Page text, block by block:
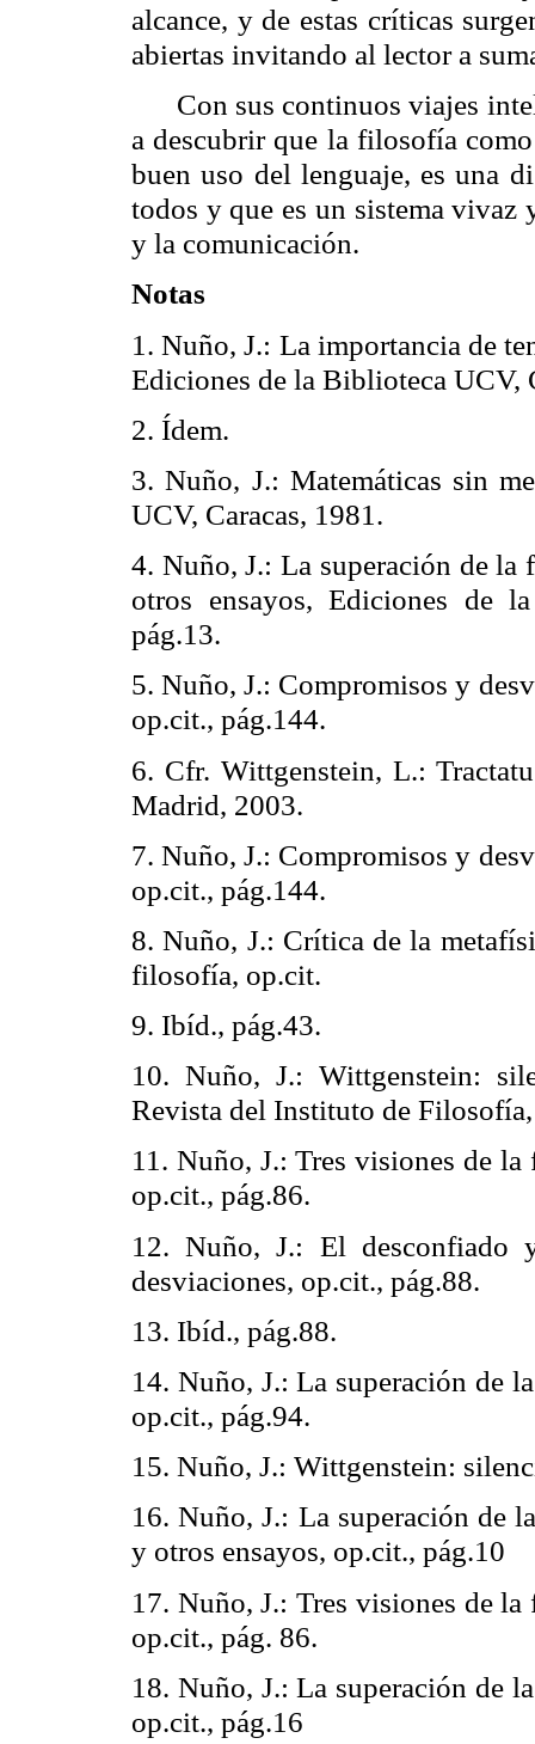
alcance, y de estas críticas
abiertas invitando al lector a
Con sus continuos viajes
a descubrir que la filosofía
buen uso del lenguaje, es una
todos y que es un sistema
y la comunicación.
Notas
1. Nuño, J.: La importancia de
Ediciones de la Biblioteca UCV,
2. Ídem.
3. Nuño, J.: Matemáticas sin
UCV, Caracas, 1981.
4. Nuño, J.: La superación de
otros ensayos, Ediciones de
pág.13.
5. Nuño, J.: Compromisos y
op.cit., pág.144.
6. Cfr. Wittgenstein, L.:
Madrid, 2003.
7. Nuño, J.: Compromisos y
op.cit., pág.144.
8. Nuño, J.: Crítica de la
filosofía, op.cit.
9. Ibíd., pág.43.
10. Nuño, J.: Wittgenstein:
Revista del Instituto de
11. Nuño, J.: Tres visiones de
op.cit., pág.86.
12. Nuño, J.: El desconfiado
desviaciones, op.cit., pág.88.
13. Ibíd., pág.88.
14. Nuño, J.: La superación de
op.cit., pág.94.
15. Nuño, J.: Wittgenstein:
16. Nuño, J.: La superación de
y otros ensayos, op.cit., pág.10
17. Nuño, J.: Tres visiones de
op.cit., pág. 86.
18. Nuño, J.: La superación de
op.cit., pág.16